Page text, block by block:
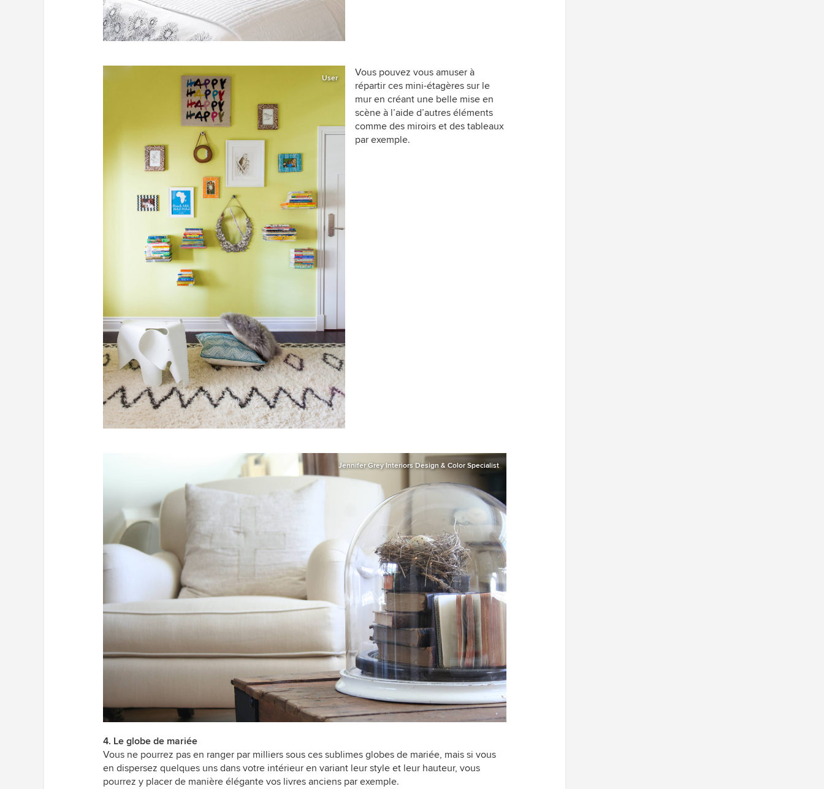
User
Vous pouvez vous amuser à
répartir ces mini-étagères sur le
mur en créant une belle mise en
scène à l’aide d’autres éléments
comme des miroirs et des tableaux
par exemple.
Jennifer Grey Interiors Design & Color Specialist
4. Le globe de mariée
Vous ne pourrez pas en ranger par milliers sous ces sublimes globes de mariée, mais si vous
en dispersez quelques uns dans votre intérieur en variant leur style et leur hauteur, vous
pourrez y placer de manière élégante vos livres anciens par exemple.